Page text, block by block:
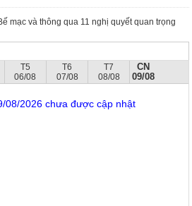
mạc và thông qua 11 nghị quyết quan trọng
T5
06/08
T6
07/08
T7
08/08
CN
09/08
08/2026 chưa được cập nhật